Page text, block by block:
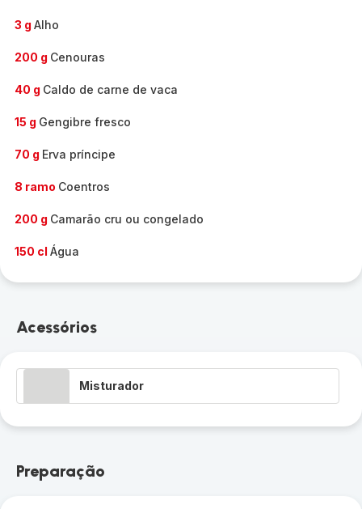
3 g Alho
200 g Cenouras
40 g Caldo de carne de vaca
15 g Gengibre fresco
70 g Erva príncipe
8 ramo Coentros
200 g Camarão cru ou congelado
150 cl Água
Acessórios
Misturador
Preparação